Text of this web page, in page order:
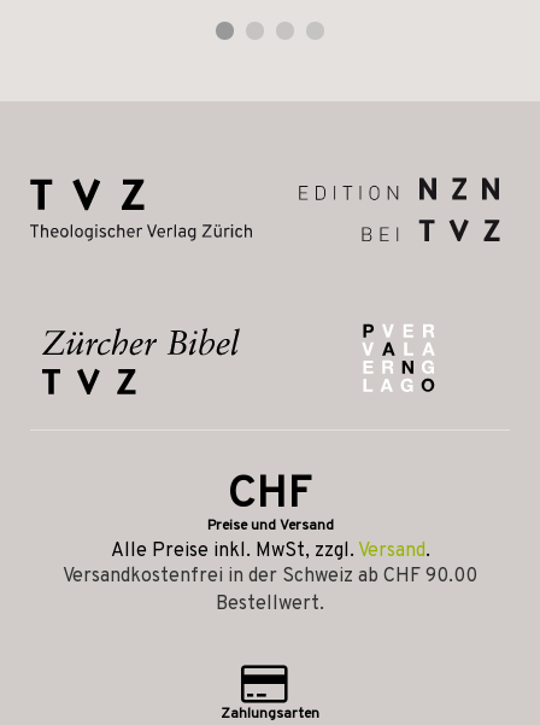
CHF
Preise und Versand
Alle Preise inkl. MwSt, zzgl. Versand.
Versandkostenfrei in der Schweiz ab CHF 90.00
Bestellwert.
Zahlungsarten